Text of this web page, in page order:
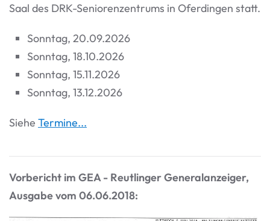
Saal des DRK-Seniorenzentrums in Oferdingen statt.
Sonntag, 20.09.2026
Sonntag, 18.10.2026
Sonntag, 15.11.2026
Sonntag, 13.12.2026
Siehe Termine...
Vorbericht im GEA - Reutlinger Generalanzeiger,
Ausgabe vom 06.06.2018: